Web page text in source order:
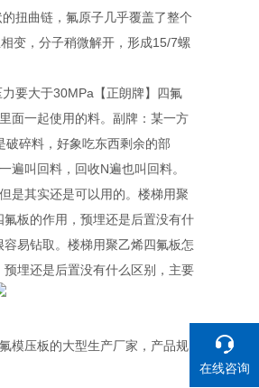
扭曲链，氟原子几乎覆盖了整个
变，分子稍微解开，形成15/7螺
要大于30MPa【正朗牌】四氟
面一起使用的料。副牌：某一方
碎料，好象吃东西剩余的部
叫回料，回收N遍也叫回料。
是其实还是可以用的。楼梯用聚
板的作用，预埋还是后置没有什
易钻取。楼梯用聚乙烯四氟板怎
埋还是后置没有什么区别，主要
模压板的大型生产厂家，产品规
在线咨询